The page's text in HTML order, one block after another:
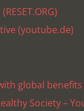
(youtube.de)
global benefits
Society –